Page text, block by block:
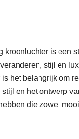
kroonluchter is een
stijl en
het belangrijk om
en het ontwerp
die zowel